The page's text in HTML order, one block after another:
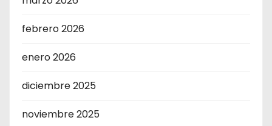
febrero 2026
enero 2026
diciembre 2025
noviembre 2025